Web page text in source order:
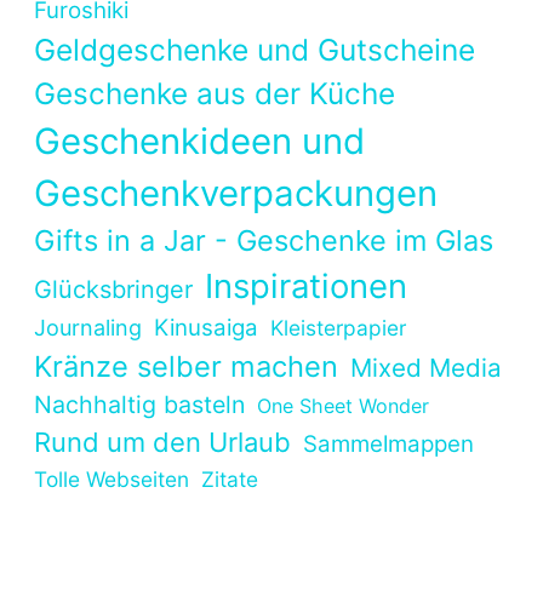
Furoshiki
Geldgeschenke und Gutscheine
Geschenke aus der Küche
Geschenkideen und
Geschenkverpackungen
Gifts in a Jar - Geschenke im Glas
Glücksbringer Inspirationen
Journaling Kinusaiga Kleisterpapier
Kränze selber machen Mixed Media
Nachhaltig basteln One Sheet Wonder
Rund um den Urlaub Sammelmappen
Tolle Webseiten Zitate